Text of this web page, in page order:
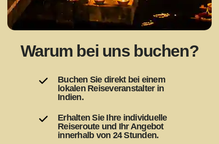
Warum bei uns buchen?
Buchen Sie direkt bei einem
lokalen Reiseveranstalter in
Indien.
Erhalten Sie Ihre individuelle
Reiseroute und Ihr Angebot
innerhalb von 24 Stunden.